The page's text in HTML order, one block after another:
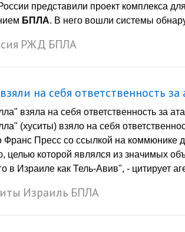
представили проект комплекса
БПЛА. В него вошли системы
РЖД БПЛА
на себя ответственность
взяла на себя ответственность за
(хуситы) взяло на себя
Франс Пресс со ссылкой на
целью которой являлся из значимых
в Израиле как Тель-Авив", - цитирует
Израиль БПЛА